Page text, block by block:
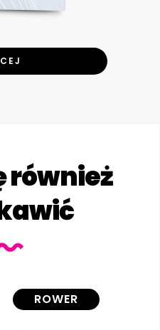
również
ROWER